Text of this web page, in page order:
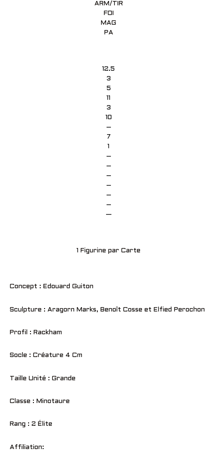
ARM/TIR
FOI
MAG
PA
12.5
3
5
11
3
10
–
7
1
–
–
–
–
–
–
—
1 Figurine par Carte
Concept : Edouard Guiton
Sculpture : Aragorn Marks, Benoît Cosse et Elfied Perochon
Profil : Rackham
Socle : Créature 4 Cm
Taille Unité : Grande
Classe : Minotaure
Rang : 2 Élite
Affiliation: